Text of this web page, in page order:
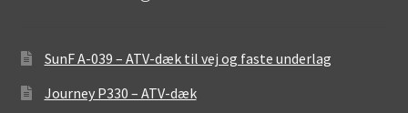
SunF A-039 – ATV-dæk til vej og faste underlag
Journey P330 – ATV-dæk